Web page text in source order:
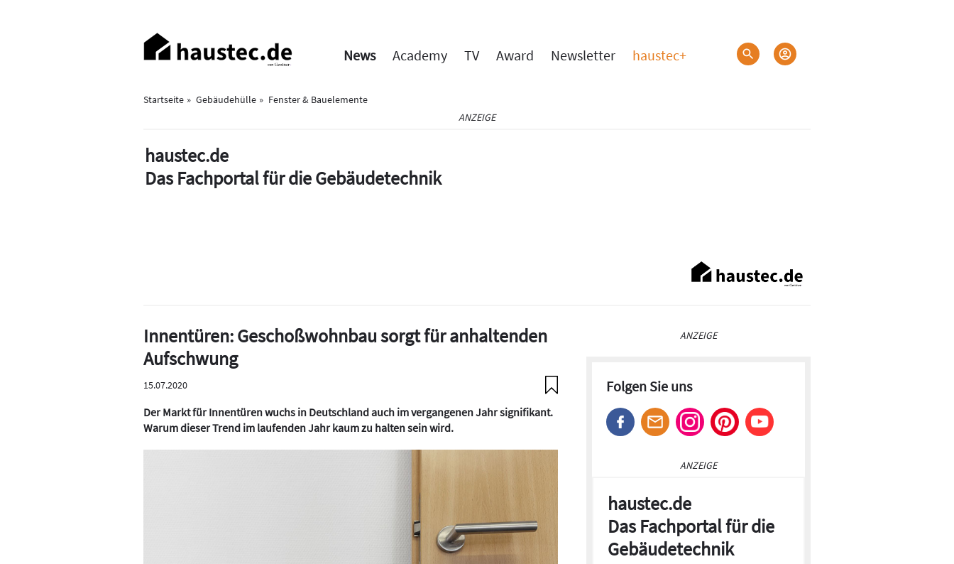
Haupt-
Navigation
News Academy TV Award Newsletter haustec+
Startseite Gebäudehülle
Fenster & Bauelemente
ANZEIGE
haustec.de
Das Fachportal für die Gebäudetechnik
Innentüren: Geschoßwohnbau sorgt für anhaltenden
Aufschwung
15.07.2020
Der Markt für Innentüren wuchs in Deutschland auch im vergangenen Jahr signifikant.
Warum dieser Trend im laufenden Jahr kaum zu halten sein wird.
ANZEIGE
Folgen Sie uns
ANZEIGE
haustec.de
Das Fachportal für die
Gebäudetechnik